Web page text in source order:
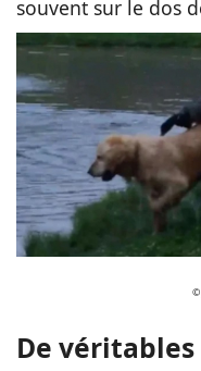
souvent sur le dos
©
De